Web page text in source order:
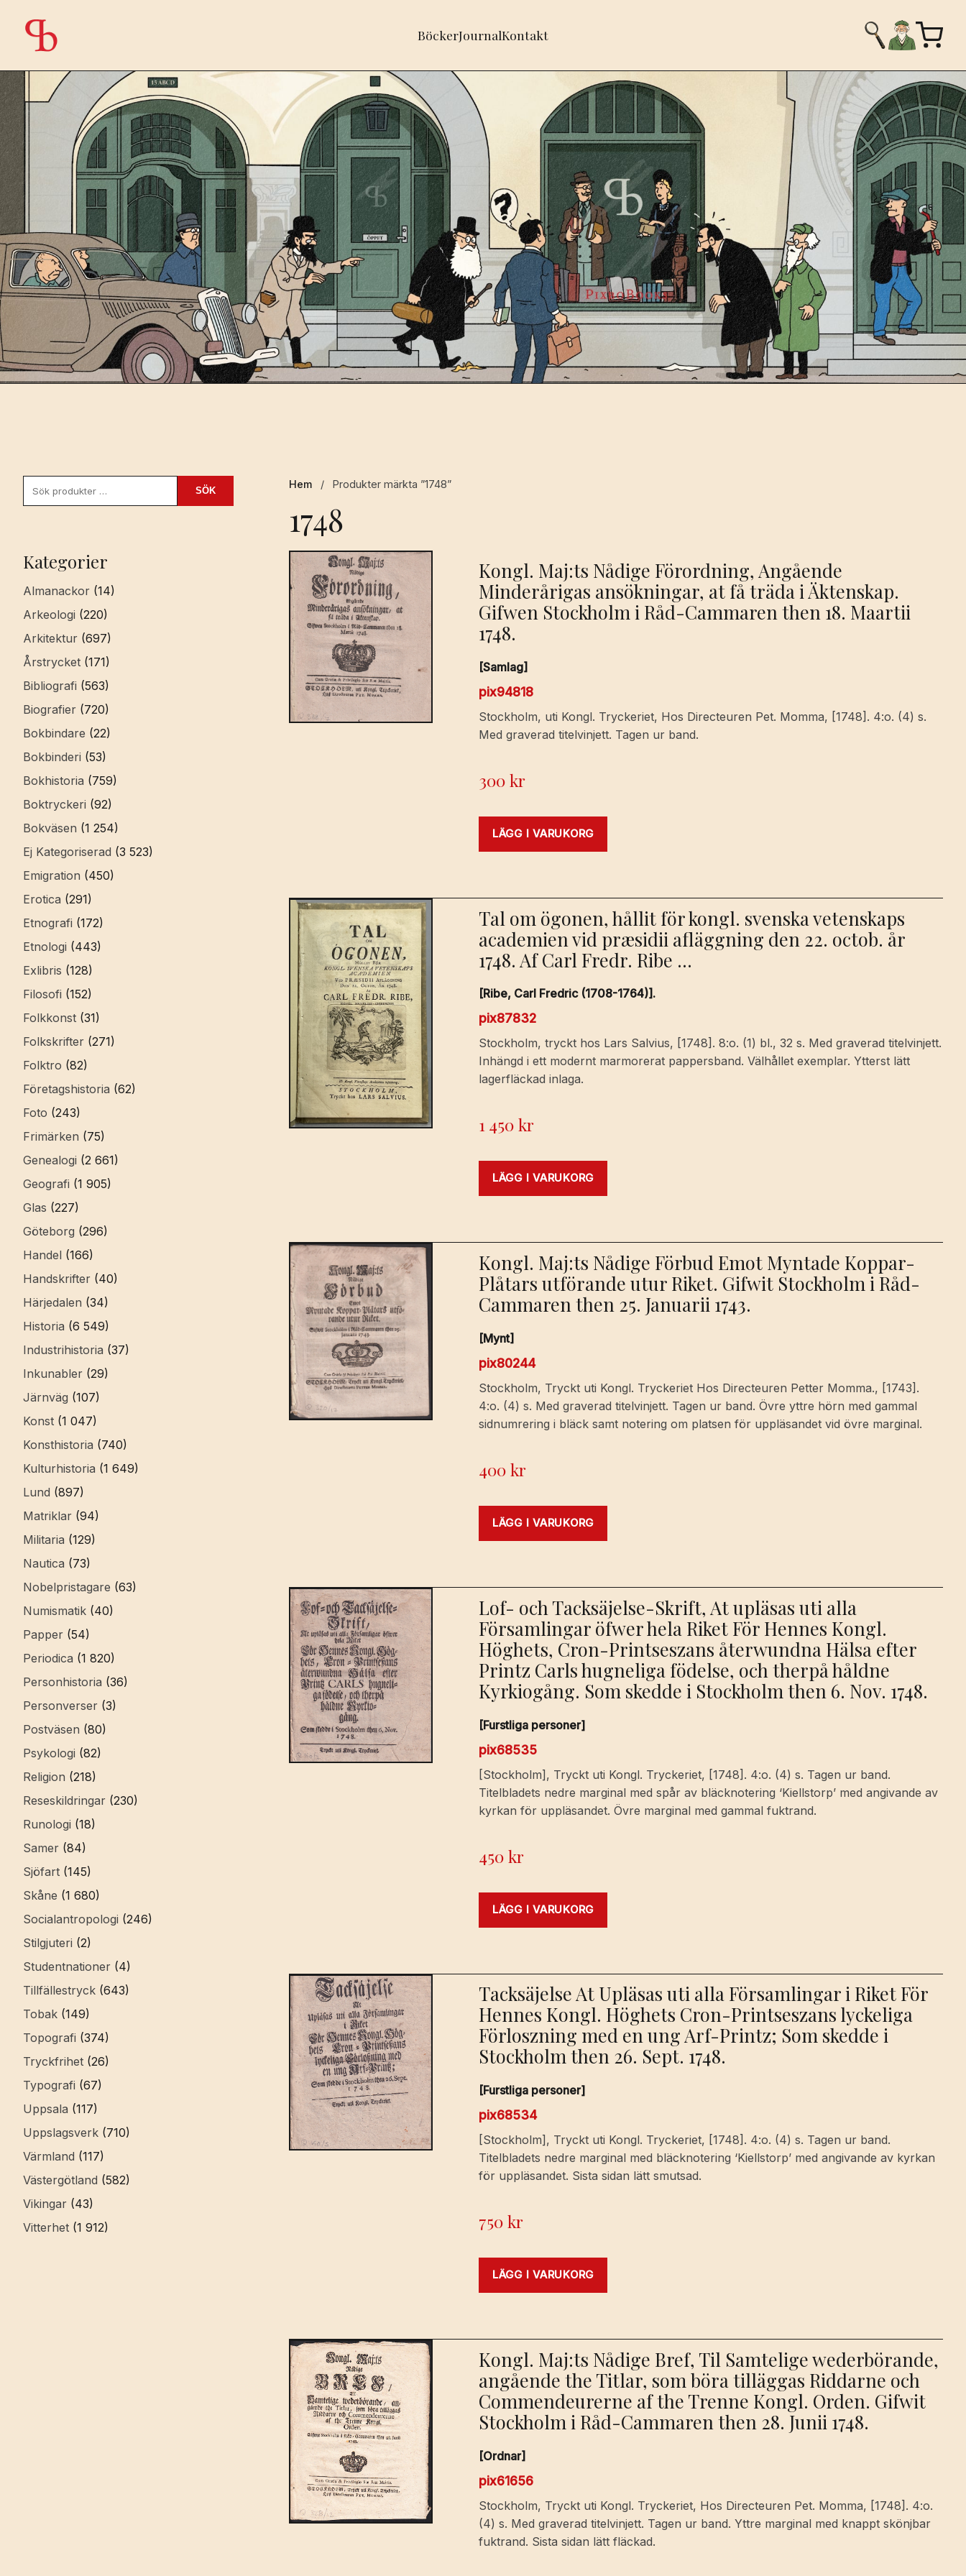
BöckerJournalKontakt
SÖK
Kategorier
Almanackor (14)
Arkeologi (220)
Arkitektur (697)
Årstrycket (171)
Bibliografi (563)
Biografier (720)
Bokbindare (22)
Bokbinderi (53)
Bokhistoria (759)
Boktryckeri (92)
Bokväsen (1 254)
Ej Kategoriserad (3 523)
Emigration (450)
Erotica (291)
Etnografi (172)
Etnologi (443)
Exlibris (128)
Filosofi (152)
Folkkonst (31)
Folkskrifter (271)
Folktro (82)
Företagshistoria (62)
Foto (243)
Frimärken (75)
Genealogi (2 661)
Geografi (1 905)
Glas (227)
Göteborg (296)
Handel (166)
Handskrifter (40)
Härjedalen (34)
Historia (6 549)
Industrihistoria (37)
Inkunabler (29)
Järnväg (107)
Konst (1 047)
Konsthistoria (740)
Kulturhistoria (1 649)
Lund (897)
Matriklar (94)
Militaria (129)
Nautica (73)
Nobelpristagare (63)
Numismatik (40)
Papper (54)
Periodica (1 820)
Personhistoria (36)
Personverser (3)
Postväsen (80)
Psykologi (82)
Religion (218)
Reseskildringar (230)
Runologi (18)
Samer (84)
Sjöfart (145)
Skåne (1 680)
Socialantropologi (246)
Stilgjuteri (2)
Studentnationer (4)
Tillfällestryck (643)
Tobak (149)
Topografi (374)
Tryckfrihet (26)
Typografi (67)
Uppsala (117)
Uppslagsverk (710)
Värmland (117)
Västergötland (582)
Vikingar (43)
Vitterhet (1 912)
Hem / Produkter märkta ”1748”
1748
Kongl. Maj:ts Nådige Förordning, Angående
Minderårigas ansökningar, at få träda i Äktenskap.
Gifwen Stockholm i Råd-Cammaren then 18. Maartii
1748.
[Samlag]
pix94818
Stockholm, uti Kongl. Tryckeriet, Hos Directeuren Pet. Momma, [1748]. 4:o. (4) s.
Med graverad titelvinjett. Tagen ur band.
300kr
LÄGG I VARUKORG
Tal om ögonen, hållit för kongl. svenska vetenskaps
academien vid præsidii afläggning den 22. octob. år
1748. Af Carl Fredr. Ribe …
[Ribe, Carl Fredric (1708-1764)].
pix87832
Stockholm, tryckt hos Lars Salvius, [1748]. 8:o. (1) bl., 32 s. Med graverad titelvinjett.
Inhängd i ett modernt marmorerat pappersband. Välhållet exemplar. Ytterst lätt
lagerfläckad inlaga.
1 450kr
LÄGG I VARUKORG
Kongl. Maj:ts Nådige Förbud Emot Myntade Koppar-
Plåtars utförande utur Riket. Gifwit Stockholm i Råd-
Cammaren then 25. Januarii 1743.
[Mynt]
pix80244
Stockholm, Tryckt uti Kongl. Tryckeriet Hos Directeuren Petter Momma., [1743].
4:o. (4) s. Med graverad titelvinjett. Tagen ur band. Övre yttre hörn med gammal
sidnumrering i bläck samt notering om platsen för uppläsandet vid övre marginal.
400kr
LÄGG I VARUKORG
Lof- och Tacksäjelse-Skrift, At upläsas uti alla
Församlingar öfwer hela Riket För Hennes Kongl.
Höghets, Cron-Printseszans återwundna Hälsa efter
Printz Carls hugneliga födelse, och therpå håldne
Kyrkiogång. Som skedde i Stockholm then 6. Nov. 1748.
[Furstliga personer]
pix68535
[Stockholm], Tryckt uti Kongl. Tryckeriet, [1748]. 4:o. (4) s. Tagen ur band.
Titelbladets nedre marginal med spår av bläcknotering ‘Kiellstorp’ med angivande av
kyrkan för uppläsandet. Övre marginal med gammal fuktrand.
450kr
LÄGG I VARUKORG
Tacksäjelse At Upläsas uti alla Församlingar i Riket För
Hennes Kongl. Höghets Cron-Printseszans lyckeliga
Förloszning med en ung Arf-Printz; Som skedde i
Stockholm then 26. Sept. 1748.
[Furstliga personer]
pix68534
[Stockholm], Tryckt uti Kongl. Tryckeriet, [1748]. 4:o. (4) s. Tagen ur band.
Titelbladets nedre marginal med bläcknotering ‘Kiellstorp’ med angivande av kyrkan
för uppläsandet. Sista sidan lätt smutsad.
750kr
LÄGG I VARUKORG
Kongl. Maj:ts Nådige Bref, Til Samtelige wederbörande,
angående the Titlar, som böra tilläggas Riddarne och
Commendeurerne af the Trenne Kongl. Orden. Gifwit
Stockholm i Råd-Cammaren then 28. Junii 1748.
[Ordnar]
pix61656
Stockholm, Tryckt uti Kongl. Tryckeriet, Hos Directeuren Pet. Momma, [1748]. 4:o.
(4) s. Med graverad titelvinjett. Tagen ur band. Yttre marginal med knappt skönjbar
fuktrand. Sista sidan lätt fläckad.